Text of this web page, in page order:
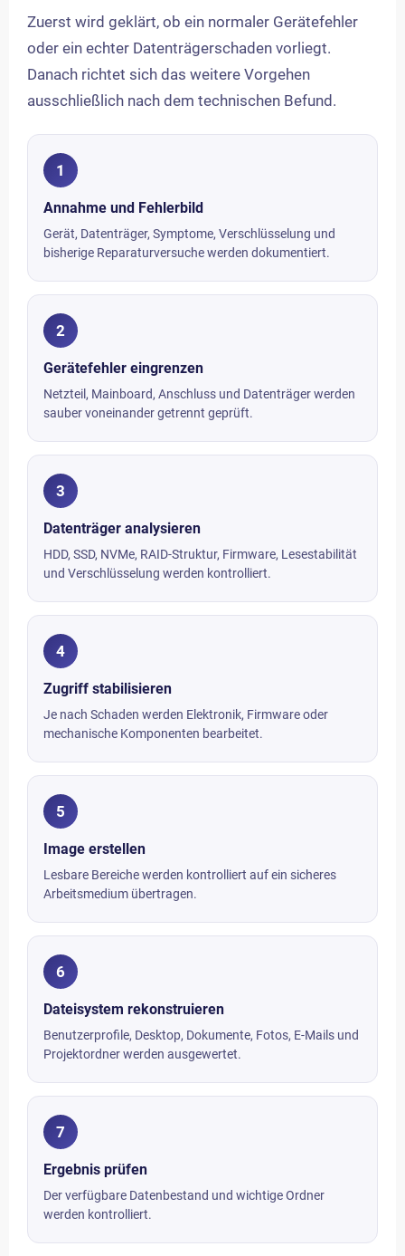
Zuerst wird geklärt, ob ein normaler Gerätefehler
oder ein echter Datenträgerschaden vorliegt.
Danach richtet sich das weitere Vorgehen
ausschließlich nach dem technischen Befund.
1
Annahme und Fehlerbild
Gerät, Datenträger, Symptome, Verschlüsselung und
bisherige Reparaturversuche werden dokumentiert.
2
Gerätefehler eingrenzen
Netzteil, Mainboard, Anschluss und Datenträger werden
sauber voneinander getrennt geprüft.
3
Datenträger analysieren
HDD, SSD, NVMe, RAID-Struktur, Firmware, Lesestabilität
und Verschlüsselung werden kontrolliert.
4
Zugriff stabilisieren
Je nach Schaden werden Elektronik, Firmware oder
mechanische Komponenten bearbeitet.
5
Image erstellen
Lesbare Bereiche werden kontrolliert auf ein sicheres
Arbeitsmedium übertragen.
6
Dateisystem rekonstruieren
Benutzerprofile, Desktop, Dokumente, Fotos, E-Mails und
Projektordner werden ausgewertet.
7
Ergebnis prüfen
Der verfügbare Datenbestand und wichtige Ordner
werden kontrolliert.